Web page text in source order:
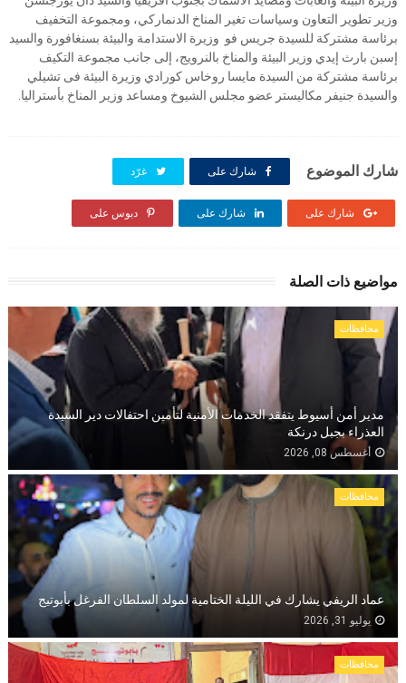
وزير تطوير التعاون وسياسات تغير المناخ الدنماركي، ومجموعة التخفيف
برئاسة مشتركة للسيدة جريس فو وزيرة الاستدامة والبيئة بسنغافورة والسيد
إسبن بارث إيدي وزير البيئة والمناخ بالنرويج، إلى جانب مجموعة التكيف
برئاسة مشتركة من السيدة مايسا روخاس كورادي وزيرة البيئة فى تشيلي
والسيدة جنيفر مكاليستر عضو مجلس الشيوخ ومساعد وزير المناخ بأستراليا.
شارك الموضوع شارك على غرّد
شارك على شارك على دبوس على
مواضيع ذات الصلة
محافظات
مدير أمن أسيوط يتفقد الخدمات الأمنية لتأمين احتفالات دير السيدة
العذراء بجبل درنكة
أغسطس 08, 2026
محافظات
عماد الريفي يشارك في الليلة الختامية لمولد السلطان الفرغل بأبوتيج
يوليو 31, 2026
محافظات